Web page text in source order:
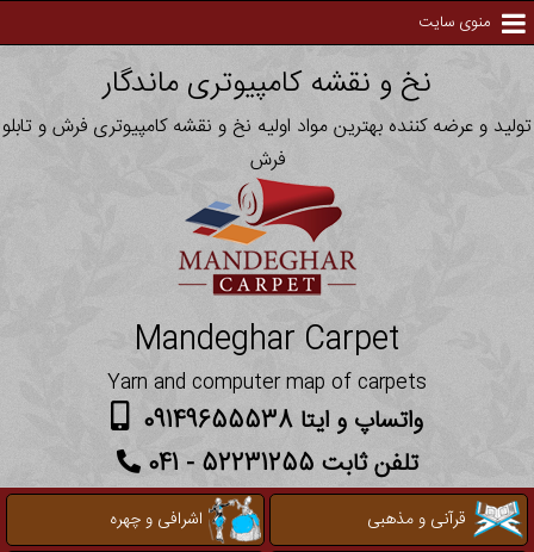
منوی سایت
نخ و نقشه کامپیوتری ماندگار
تولید و عرضه کننده بهترین مواد اولیه نخ و نقشه کامپیوتری فرش و تابلو
فرش
Mandeghar Carpet
Yarn and computer map of carpets
واتساپ و ایتا 09149655538
تلفن ثابت 52231255 - 041
قرآنی و مذهبی
اشرافی و چهره